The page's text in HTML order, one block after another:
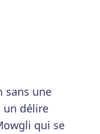
sans une
un délire
qui se